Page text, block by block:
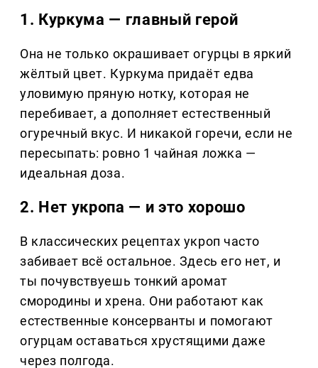
1. Куркума — главный герой
Она не только окрашивает огурцы в яркий
жёлтый цвет. Куркума придаёт едва
уловимую пряную нотку, которая не
перебивает, а дополняет естественный
огуречный вкус. И никакой горечи, если не
пересыпать: ровно 1 чайная ложка —
идеальная доза.
2. Нет укропа — и это хорошо
В классических рецептах укроп часто
забивает всё остальное. Здесь его нет, и
ты почувствуешь тонкий аромат
смородины и хрена. Они работают как
естественные консерванты и помогают
огурцам оставаться хрустящими даже
через полгода.